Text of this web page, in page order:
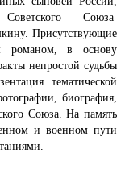
Союза
Присутствующие
романом, в основу
непростой судьбы
тематической
биография,
Союза. На память
и военном пути